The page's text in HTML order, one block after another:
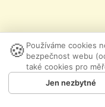
🍪 Používáme cookies
bezpečnost webu
také cookies pro
Jen nezbytné